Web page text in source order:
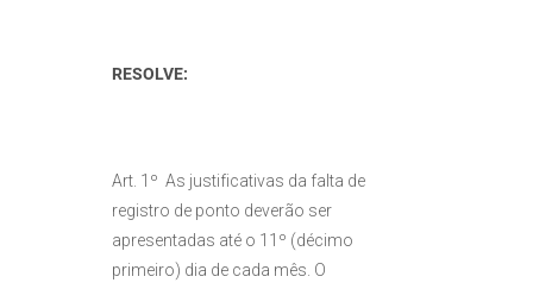
RESOLVE:
Art. 1º As justificativas da falta de
registro de ponto deverão ser
apresentadas até o 11º (décimo
primeiro) dia de cada mês. O